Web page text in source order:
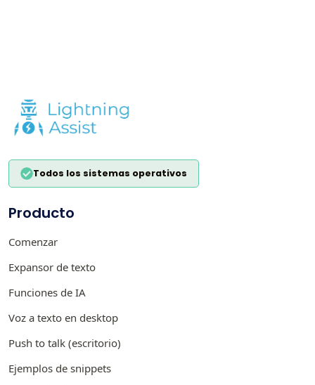
Todos los sistemas operativos
Producto
Comenzar
Expansor de texto
Funciones de IA
Voz a texto en desktop
Push to talk (escritorio)
Ejemplos de snippets